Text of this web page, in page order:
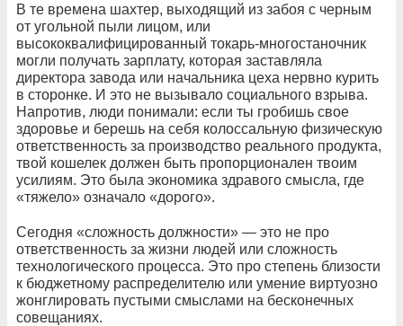
В те времена шахтер, выходящий из забоя с черным
от угольной пыли лицом, или
высококвалифицированный токарь-многостаночник
могли получать зарплату, которая заставляла
директора завода или начальника цеха нервно курить
в сторонке. И это не вызывало социального взрыва.
Напротив, люди понимали: если ты гробишь свое
здоровье и берешь на себя колоссальную физическую
ответственность за производство реального продукта,
твой кошелек должен быть пропорционален твоим
усилиям. Это была экономика здравого смысла, где
«тяжело» означало «дорого».
Сегодня «сложность должности» — это не про
ответственность за жизни людей или сложность
технологического процесса. Это про степень близости
к бюджетному распределителю или умение виртуозно
жонглировать пустыми смыслами на бесконечных
совещаниях.